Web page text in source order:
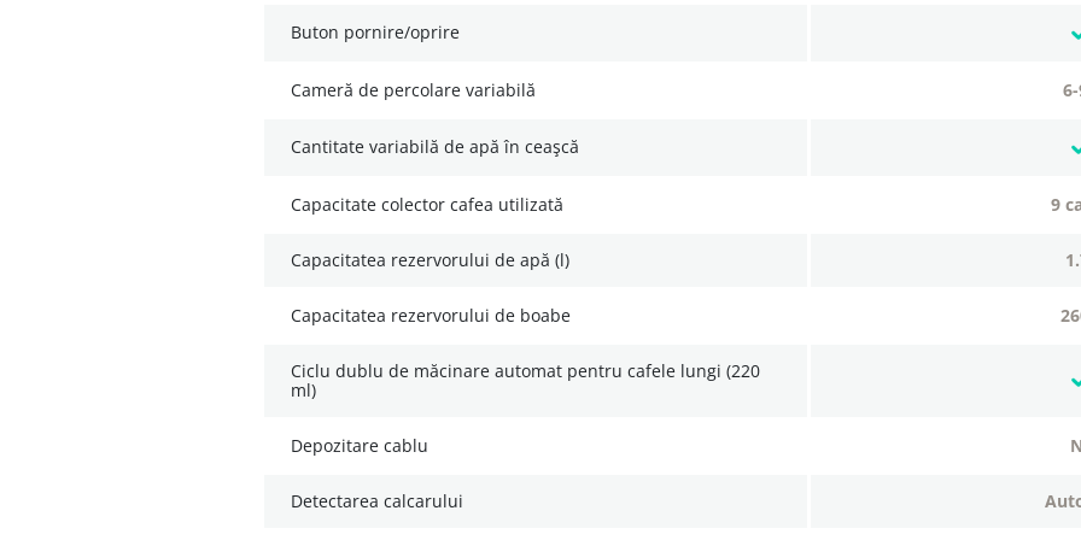
buton pornire/oprire
cameră de percolare variabilă
cantitate variabilă de apă în ceaşcă
capacitate colector cafea utilizată 9
capacitatea rezervorului de apă (l)
capacitatea rezervorului de boabe
ciclu dublu de măcinare automat pentru cafele lungi (220
ml)
depozitare cablu
detectarea calcarului